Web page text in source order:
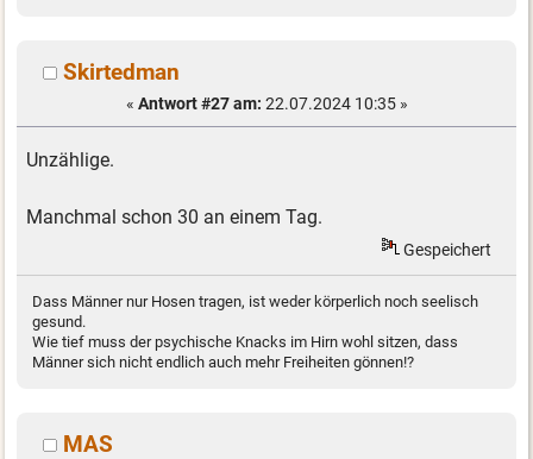
Skirtedman
« Antwort #27 am: 22.07.2024 10:35 »
Unzählige.
Manchmal schon 30 an einem Tag.
Gespeichert
Dass Männer nur Hosen tragen, ist weder körperlich noch seelisch
gesund.
Wie tief muss der psychische Knacks im Hirn wohl sitzen, dass
Männer sich nicht endlich auch mehr Freiheiten gönnen!?
MAS